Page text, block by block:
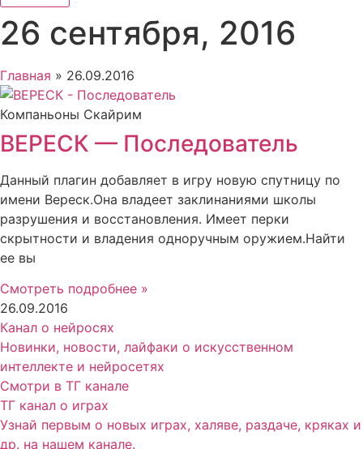
26 сентября, 2016
Главная » 26.09.2016
Компаньоны Скайрим
ВЕРЕСК — Последователь
Данный плагин добавляет в игру новую спутницу по
имени Вереск.Она владеет заклинаниями школы
разрушения и восстановления. Имеет перки
скрытности и владения одноручным оружием.Найти
ее вы
Смотреть подробнее »
26.09.2016
Канал о нейросях
Новинки, новости, лайфаки о искусственном
интеллекте и нейросетях
Смотри в ТГ канале
ТГ канал о играх
Узнай первым о новых играх, халяве, раздаче, кряках и
др. на нашем канале.